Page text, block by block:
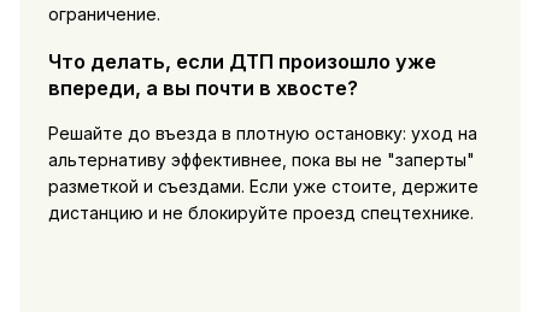
ограничение.
Что делать, если ДТП произошло уже
впереди, а вы почти в хвосте?
Решайте до въезда в плотную остановку: уход на
альтернативу эффективнее, пока вы не "заперты"
разметкой и съездами. Если уже стоите, держите
дистанцию и не блокируйте проезд спецтехнике.